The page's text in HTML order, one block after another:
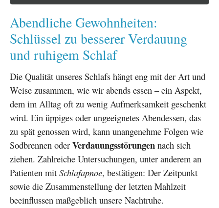
Abendliche Gewohnheiten:
Schlüssel zu besserer Verdauung
und ruhigem Schlaf
Die Qualität unseres Schlafs hängt eng mit der Art und
Weise zusammen, wie wir abends essen – ein Aspekt,
dem im Alltag oft zu wenig Aufmerksamkeit geschenkt
wird. Ein üppiges oder ungeeignetes Abendessen, das
zu spät genossen wird, kann unangenehme Folgen wie
Sodbrennen oder Verdauungsstörungen nach sich
ziehen. Zahlreiche Untersuchungen, unter anderem an
Patienten mit Schlafapnoe, bestätigen: Der Zeitpunkt
sowie die Zusammenstellung der letzten Mahlzeit
beeinflussen maßgeblich unsere Nachtruhe.